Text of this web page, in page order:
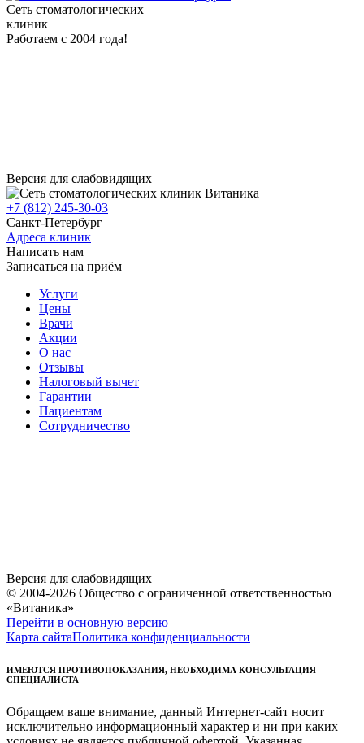
Сеть стоматологических
клиник
Работаем с 2004 года!
Версия для слабовидящих
+7 (812) 245-30-03
Санкт-Петербург
Адреса клиник
Написать нам
Записаться на приём
Услуги
Цены
Врачи
Акции
О нас
Отзывы
Налоговый вычет
Гарантии
Пациентам
Сотрудничество
Версия для слабовидящих
© 2004-2026 Общество с ограниченной ответственностью
«Витаника»
Перейти в основную версию
Карта сайтаПолитика конфиденциальности
ИМЕЮТСЯ ПРОТИВОПОКАЗАНИЯ, НЕОБХОДИМА КОНСУЛЬТАЦИЯ
СПЕЦИАЛИСТА
Обращаем ваше внимание, данный Интернет-сайт носит
исключительно информационный характер и ни при каких